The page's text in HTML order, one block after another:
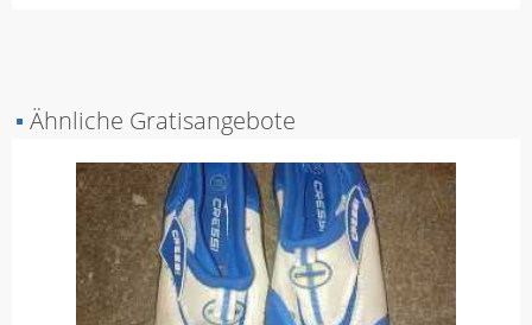
▪ Ähnliche Gratisangebote